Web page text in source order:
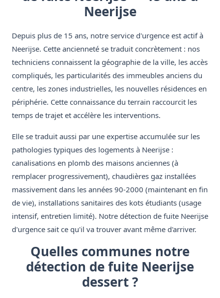
Neerijse
Depuis plus de 15 ans, notre service d'urgence est actif à
Neerijse. Cette ancienneté se traduit concrètement : nos
techniciens connaissent la géographie de la ville, les accès
compliqués, les particularités des immeubles anciens du
centre, les zones industrielles, les nouvelles résidences en
périphérie. Cette connaissance du terrain raccourcit les
temps de trajet et accélère les interventions.
Elle se traduit aussi par une expertise accumulée sur les
pathologies typiques des logements à Neerijse :
canalisations en plomb des maisons anciennes (à
remplacer progressivement), chaudières gaz installées
massivement dans les années 90-2000 (maintenant en fin
de vie), installations sanitaires des kots étudiants (usage
intensif, entretien limité). Notre détection de fuite Neerijse
d'urgence sait ce qu'il va trouver avant même d'arriver.
Quelles communes notre
détection de fuite Neerijse
dessert ?